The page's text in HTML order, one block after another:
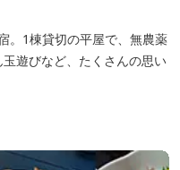
。1棟貸切の平屋で、無農薬
遊びなど、たくさんの思い